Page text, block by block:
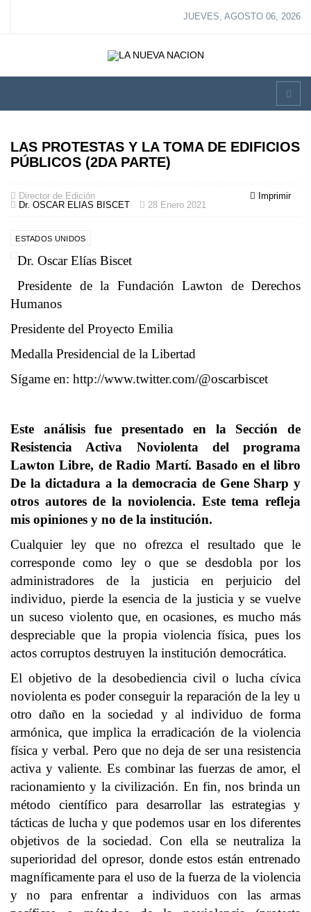
JUEVES, AGOSTO 06, 2026
LAS PROTESTAS Y LA TOMA DE EDIFICIOS
PÚBLICOS (2DA PARTE)
Imprimir
Director de Edición
Dr. OSCAR ELIAS BISCET
28 Enero 2021
ESTADOS UNIDOS
Dr. Oscar Elías Biscet
Presidente de la Fundación Lawton de Derechos
Humanos
Presidente del Proyecto Emilia
Medalla Presidencial de la Libertad
Sígame en: http://www.twitter.com/@oscarbiscet
Este análisis fue presentado en la Sección de
Resistencia Activa Noviolenta del programa
Lawton Libre, de Radio Martí. Basado en el libro
De la dictadura a la democracia de Gene Sharp y
otros autores de la noviolencia. Este tema refleja
mis opiniones y no de la institución.
Cualquier ley que no ofrezca el resultado que le
corresponde como ley o que se desdobla por los
administradores de la justicia en perjuicio del
individuo, pierde la esencia de la justicia y se vuelve
un suceso violento que, en ocasiones, es mucho más
despreciable que la propia violencia física, pues los
actos corruptos destruyen la institución democrática.
El objetivo de la desobediencia civil o lucha cívica
noviolenta es poder conseguir la reparación de la ley u
otro daño en la sociedad y al individuo de forma
armónica, que implica la erradicación de la violencia
física y verbal. Pero que no deja de ser una resistencia
activa y valiente. Es combinar las fuerzas de amor, el
racionamiento y la civilización. En fin, nos brinda un
método científico para desarrollar las estrategias y
tácticas de lucha y que podemos usar en los diferentes
objetivos de la sociedad. Con ella se neutraliza la
superioridad del opresor, donde estos están entrenado
magníficamente para el uso de la fuerza de la violencia
y no para enfrentar a individuos con las armas